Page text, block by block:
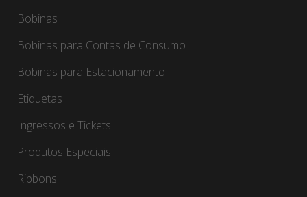
Bobinas
Bobinas para Contas de Consumo
Bobinas para Estacionamento
Etiquetas
Ingressos e Tickets
Produtos Especiais
Ribbons